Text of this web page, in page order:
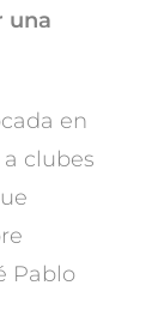
una
en
clubes
Pablo